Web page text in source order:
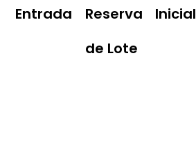
Entrada
Reserva
de Lote
Inicial​